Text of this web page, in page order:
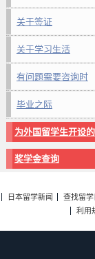
关于签证
关于学习生活
有问题需要咨询时
毕业之际
为外国留学生开设
奖学金查询
日本留学新闻 查找留
利用